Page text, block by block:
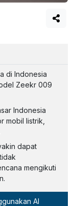
di Indonesia
Zeekr 009
Indonesia
mobil listrik,
dapat
mengikuti
AI